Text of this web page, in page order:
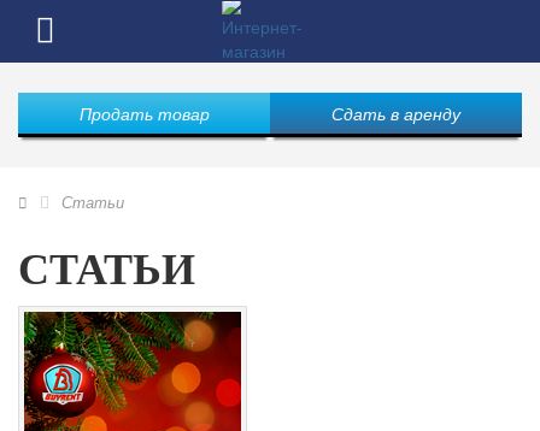
Продать товар Сдать в аренду
Статьи
СТАТЬИ